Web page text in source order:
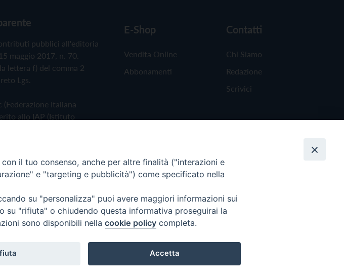
pubblici all'editoria
maggio 2017, n. 70.
lettera f) del comma 2
Lgs.
Italiana
allo IAP (Istituto
E-Shop
Vendita Online
Abbonamenti
Contatti
Chi Siamo
Redazione
Scrivici
il tuo consenso, anche per altre finalità ("interazioni e
e "targeting e pubblicità") come specificato nella
su "personalizza" puoi avere maggiori informazioni sui
su "rifiuta" o chiudendo questa informativa proseguirai la
sono disponibili nella cookie policy completa.
Accetta